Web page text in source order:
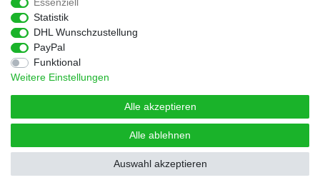
Statistik
DHL Wunschzustellung
PayPal
Funktional
Weitere Einstellungen
Alle akzeptieren
Alle ablehnen
Auswahl akzeptieren